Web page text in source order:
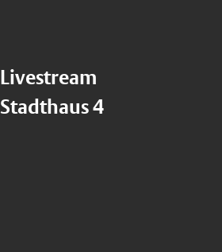
Livestream
Stadthaus 4